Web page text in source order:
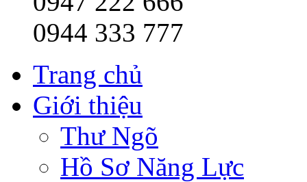
0944 333 777
Trang chủ
Giới thiệu
Thư Ngõ
Hồ Sơ Năng Lực